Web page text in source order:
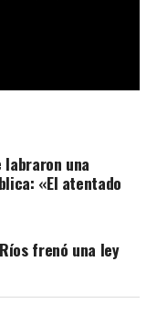
una
«El atentado
frenó una ley